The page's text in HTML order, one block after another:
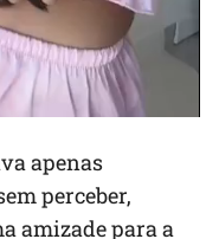
apenas
perceber,
amizade para a